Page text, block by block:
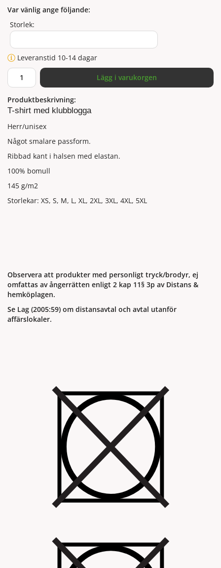
Var vänlig ange följande:
Storlek:
Leveranstid 10-14 dagar
Lägg i varukorgen
Produktbeskrivning:
T-shirt med klubblogga
Herr/unisex
Något smalare passform.
Ribbad kant i halsen med elastan.
100% bomull
145 g/m2
Storlekar: XS, S, M, L, XL, 2XL, 3XL, 4XL, 5XL
Observera att produkter med personligt tryck/brodyr, ej
omfattas av ångerrätten enligt 2 kap 11§ 3p av Distans &
hemköplagen.
Se Lag (2005:59) om distansavtal och avtal utanför
affärslokaler.